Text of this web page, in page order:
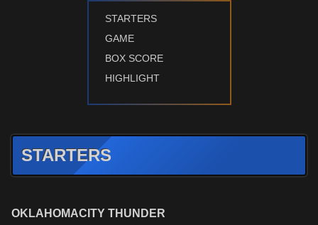
STARTERS
GAME
BOX SCORE
HIGHLIGHT
STARTERS
OKLAHOMACITY THUNDER